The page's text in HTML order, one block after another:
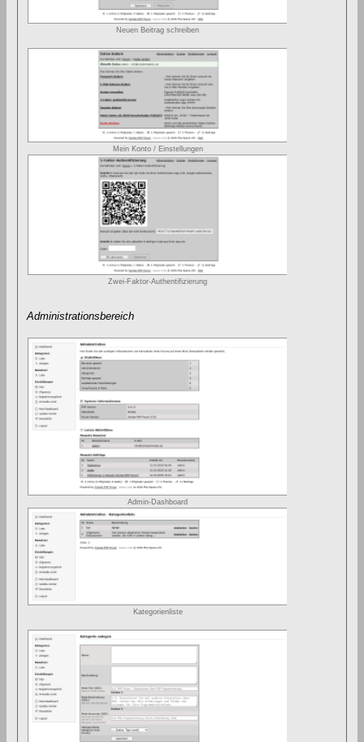
Neuen Beitrag schreiben
Mein Konto / Einstellungen
Zwei-Faktor-Authentifizierung
Administrationsbereich
Admin-Dashboard
Kategorienliste